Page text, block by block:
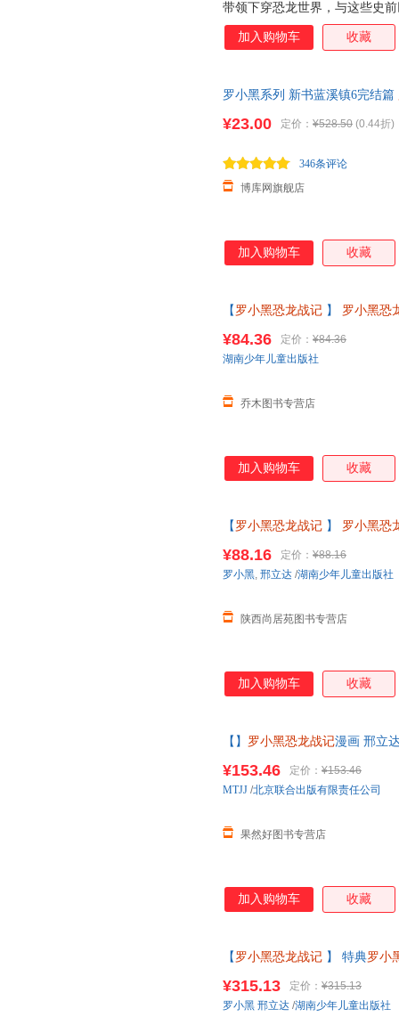
带领下穿恐龙世界，与这些史
罗小黑与恐龙猎人对话的方式
属种类等基本知识点，并特设
等），适配亲子研学和博物馆
能。
加入购物车 收藏
罗小黑系列 新书蓝溪镇6完结篇
¥23.00 定价： ¥528.50 (0.44折)
博库网旗舰店
346条评论
加入购物车 收藏
【 罗小黑恐龙战记 】 罗小黑恐
书籍为准】
¥84.36 定价： ¥84.36
乔木图书专营店
湖南少年儿童出版社
加入购物车 收藏
【 罗小黑恐龙战记 】 罗小黑恐
书籍为准】
¥88.16 定价： ¥88.16
陕西尚居苑图书专营店
罗小黑, 邢立达 /湖南少年儿童出版社
加入购物车 收藏
【】 罗小黑恐龙战记漫画 邢立
¥153.46 定价： ¥153.46
果然好图书专营店
MTJJ /北京联合出版有限责任公司
加入购物车 收藏
【 罗小黑恐龙战记 】 特典罗小
为准】
¥315.13 定价： ¥315.13
罗小黑 邢立达 /湖南少年儿童出版社